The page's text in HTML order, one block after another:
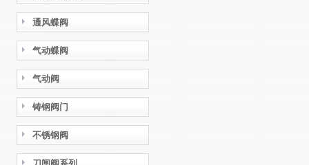
通风蝶阀
气动蝶阀
气动阀
铸钢阀门
不锈钢阀